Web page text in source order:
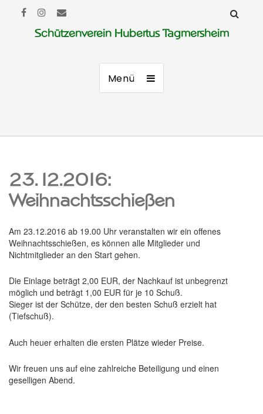
Schützenverein Hubertus Tagmersheim
Menü
23.12.2016:
Weihnachtsschießen
Am 23.12.2016 ab 19.00 Uhr veranstalten wir ein offenes
Weihnachtsschießen, es können alle Mitglieder und
Nichtmitglieder an den Start gehen.
Die Einlage beträgt 2,00 EUR, der Nachkauf ist unbegrenzt
möglich und beträgt 1,00 EUR für je 10 Schuß.
Sieger ist der Schütze, der den besten Schuß erzielt hat
(Tiefschuß).
Auch heuer erhalten die ersten Plätze wieder Preise.
Wir freuen uns auf eine zahlreiche Beteiligung und einen
geselligen Abend.